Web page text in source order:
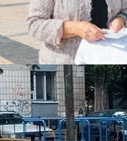
США Оказался
1918 Года
Поселилась Украинка,
Из Казахстана